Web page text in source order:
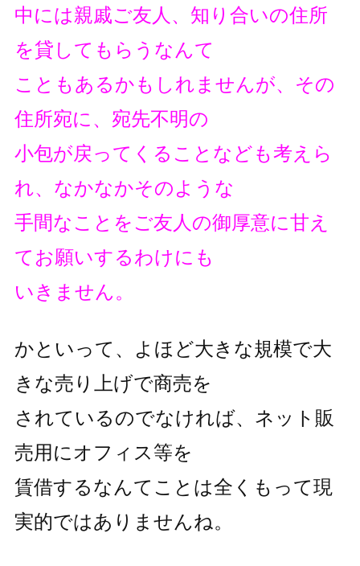
中には親戚ご友人、知り合いの住所
を貸してもらうなんて
こともあるかもしれませんが、その
住所宛に、宛先不明の
小包が戻ってくることなども考えら
れ、なかなかそのような
手間なことをご友人の御厚意に甘え
てお願いするわけにも
いきません。
かといって、よほど大きな規模で大
きな売り上げで商売を
されているのでなければ、ネット販
売用にオフィス等を
賃借するなんてことは全くもって現
実的ではありませんね。